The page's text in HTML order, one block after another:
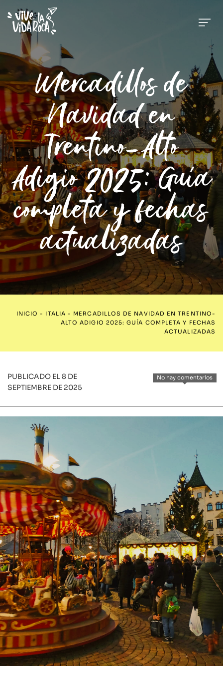
Mercadillos de
Navidad en
Trentino-Alto
Adigio 2025: Guía
completa y fechas
actualizadas
INICIO - ITALIA - MERCADILLOS DE NAVIDAD EN TRENTINO-
ALTO ADIGIO 2025: GUÍA COMPLETA Y FECHAS
ACTUALIZADAS
No hay comentarios
PUBLICADO EL 8 DE
SEPTIEMBRE DE 2025